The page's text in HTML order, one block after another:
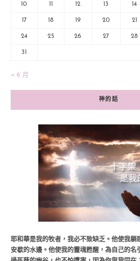
10 11 12 13 14
17 18 19 20 21
24 25 26 27 28
31
« 6 月
神的話
耶和華是我的牧者，我必不致缺乏。他使我躺
安歇的水邊。他使我的靈魂甦醒，為自己的名